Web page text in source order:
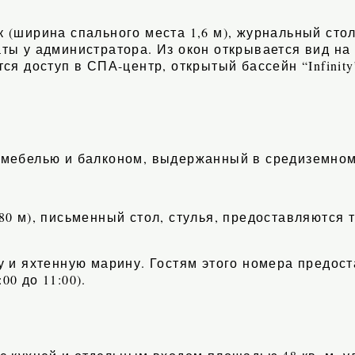
спального места 1,6 м), журнальный
у администратора. Из окон открывается вид
доступ в СПА-центр, открытый бассейн
и балконом, выдержанный в
м), письменный стол, стулья, предоставляются
и яхтенную марину. Гостям этого номера
до 11:00).